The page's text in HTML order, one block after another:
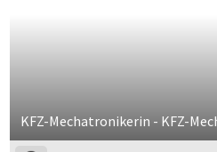
KFZ-Mechatronikerin - KFZ-